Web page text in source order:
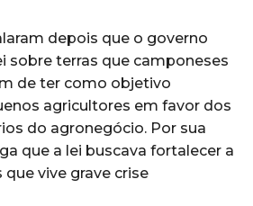
depois que o governo
sobre terras que camponeses
de ter como objetivo
agricultores em favor dos
do agronegócio. Por sua
que a lei buscava fortalecer a
vive grave crise